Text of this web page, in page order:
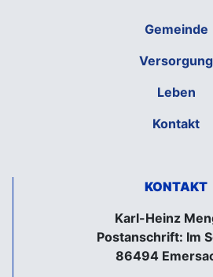
Gemeinde
Versorgung
Leben
Kontakt
KONTAKT
Karl-Heinz
Postanschrift: Im
86494